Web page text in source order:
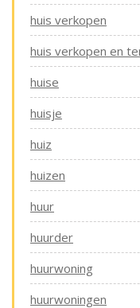
huis verkopen
huis verkopen en
huise
huisje
huiz
huizen
huur
huurder
huurwoning
huurwoningen